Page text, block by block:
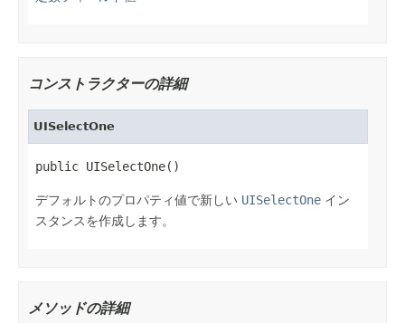
コンストラクターの詳細
UISelectOne
public UISelectOne()
デフォルトのプロパティ値で新しい UISelectOne イン
スタンスを作成します。
メソッドの詳細